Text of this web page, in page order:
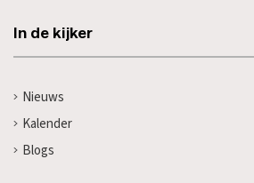
In de kijker
Nieuws
Kalender
Blogs